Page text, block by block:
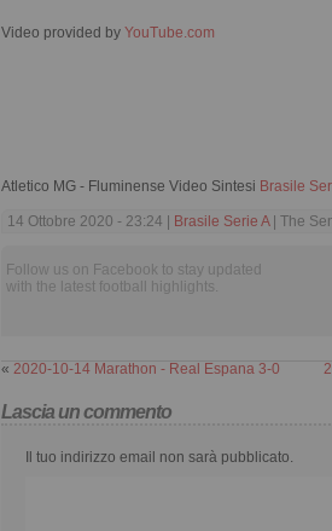
Video provided by YouTube.com
Atletico MG - Fluminense Video Sintesi Brasile
14 Ottobre 2020 - 23:24 | Brasile Serie A| The
Follow us on Facebook to stay updated
with the latest football highlights.
« 2020-10-14 Marathon - Real Espana 3-0
Lascia un commento
Il tuo indirizzo email non sarà pubblicato.